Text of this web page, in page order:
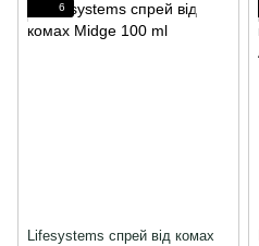
6
Lifesystems спрей від комах